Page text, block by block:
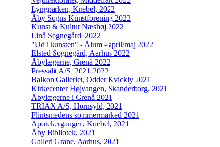
Lyngparken, Knebel, 2022
Åby Sogns Kunstforening 2022
Kunst & Kultur Næshøj 2022
Linå Sognegård, 2022
"Ud i kunsten" - Ålum - april/maj 2022
Elsted Sognegård, Aarhus 2022
Åbylægerne, Grenå 2022
Pressalit A/S, 2021-2022
Balkon Galleriet, Odder Kvickly 2021
Kirkecenter Højvangen, Skanderborg, 2021
Åbylægerne i Grenå 2021
TRIAX A/S, Hornsyld, 2021
Flintsmedens sommermarked 2021
Apotekergangen, Knebel, 2021
Åby Bibliotek, 2021
Galleri Grane, Aarhus, 2021